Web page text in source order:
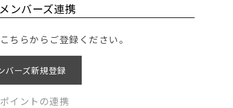
ンバーズ連携
ちらからご登録ください。
バーズ新規登録
イントの連携